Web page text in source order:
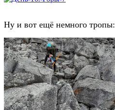
Ну и вот ещё немного тропы: